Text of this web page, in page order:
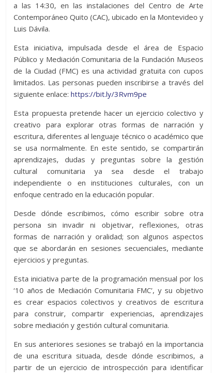
a las 14:30, en las instalaciones del Centro de Arte
Contemporáneo Quito (CAC), ubicado en la Montevideo y
Luis Dávila.
Esta iniciativa, impulsada desde el área de Espacio
Público y Mediación Comunitaria de la Fundación Museos
de la Ciudad (FMC) es una actividad gratuita con cupos
limitados. Las personas pueden inscribirse a través del
siguiente enlace:https://bit.ly/3Rvm9pe
Esta propuesta pretende hacer un ejercicio colectivo y
creativo para explorar otras formas de narración y
escritura, diferentes al lenguaje técnico o académico que
se usa normalmente. En este sentido, se compartirán
aprendizajes, dudas y preguntas sobre la gestión
cultural comunitaria ya sea desde el trabajo
independiente o en instituciones culturales, con un
enfoque centrado en la educación popular.
Desde dónde escribimos, cómo escribir sobre otra
persona sin invadir ni objetivar, reflexiones, otras
formas de narración y oralidad; son algunos aspectos
que se abordarán en sesiones secuenciales, mediante
ejercicios y preguntas.
Esta iniciativa parte de la programación mensual por los
‘10 años de Mediación Comunitaria FMC’, y su objetivo
es crear espacios colectivos y creativos de escritura
para construir, compartir experiencias, aprendizajes
sobre mediación y gestión cultural comunitaria.
En sus anteriores sesiones se trabajó en la importancia
de una escritura situada, desde dónde escribimos, a
partir de un ejercicio de introspección para identificar